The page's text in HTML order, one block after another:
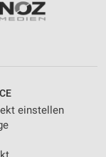
einstellen